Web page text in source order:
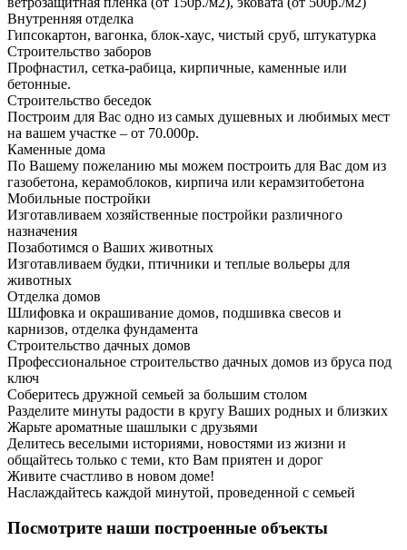
Внутренняя отделка
Гипсокартон, вагонка, блок-хаус, чистый сруб, штукатурка
Строительство заборов
Профнастил, сетка-рабица, кирпичные, каменные или
бетонные.
Строительство беседок
Построим для Вас одно из самых душевных и любимых мест
на вашем участке – от 70.000р.
Каменные дома
По Вашему пожеланию мы можем построить для Вас дом из
газобетона, керамоблоков, кирпича или керамзитобетона
Мобильные постройки
Изготавливаем хозяйственные постройки различного
назначения
Позаботимся о Ваших животных
Изготавливаем будки, птичники и теплые вольеры для
животных
Отделка домов
Шлифовка и окрашивание домов, подшивка свесов и
карнизов, отделка фундамента
Строительство дачных домов
Профессиональное строительство дачных домов из бруса под
ключ
Соберитесь дружной семьей за большим столом
Разделите минуты радости в кругу Ваших родных и близких
Жарьте ароматные шашлыки с друзьями
Делитесь веселыми историями, новостями из жизни и
общайтесь только с теми, кто Вам приятен и дорог
Живите счастливо в новом доме!
Наслаждайтесь каждой минутой, проведенной с семьей
Посмотрите наши построенные объекты